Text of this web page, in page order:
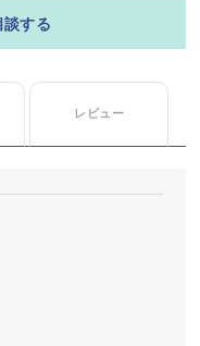
する
レビュー